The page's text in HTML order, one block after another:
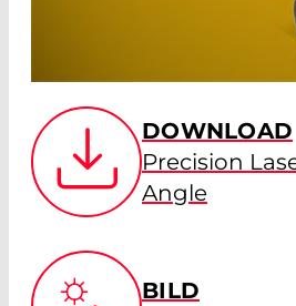
DOWNLOAD
Precision
Angle
BILD